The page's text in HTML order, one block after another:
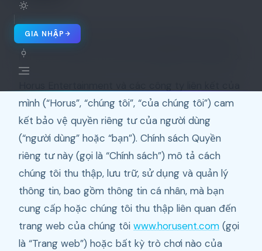
GIA NHẬP
Chào mừng đến với Horus Entertainment. Quyền
riêng tư của bạn rất quan trọng đối với chúng tôi.
mình (“Horus”, “chúng tôi”, “của chúng tôi”) cam
kết bảo vệ quyền riêng tư của người dùng
(“người dùng” hoặc “bạn”). Chính sách Quyền
riêng tư này (gọi là “Chính sách”) mô tả cách
chúng tôi thu thập, lưu trữ, sử dụng và quản lý
thông tin, bao gồm thông tin cá nhân, mà bạn
cung cấp hoặc chúng tôi thu thập liên quan đến
trang web của chúng tôi www.horusent.com (gọi
là “Trang web”) hoặc bất kỳ trò chơi nào của